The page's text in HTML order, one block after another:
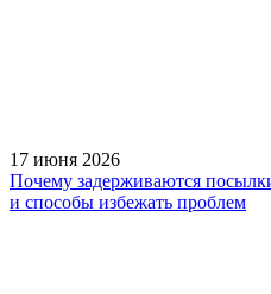
17 июня 2026
Почему задерживаются
и способы избежать проблем